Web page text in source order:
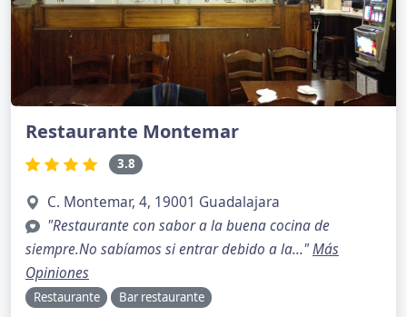
Restaurante Montemar
3.8
C. Montemar, 4, 19001 Guadalajara
"Restaurante con sabor a la buena cocina de
siempre.No sabíamos si entrar debido a la..."Más
Opiniones
Restaurante Bar restaurante